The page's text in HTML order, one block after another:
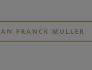
aan het maken van
in zijn werkplaats te
FRANCK MULLER